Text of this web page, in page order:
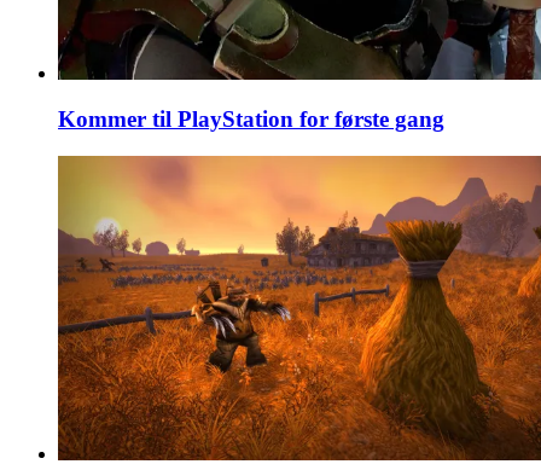
Kommer til PlayStation for første gang